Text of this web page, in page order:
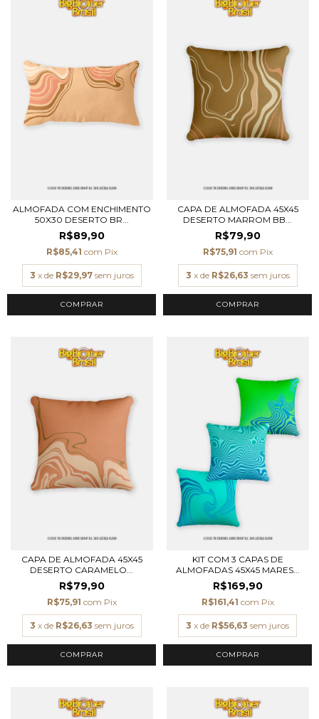
ALMOFADA COM ENCHIMENTO
50X30 DESERTO BR...
R$89,90
R$85,41 com Pix
3 x de R$29,97 sem juros
CAPA DE ALMOFADA 45X45
DESERTO MARROM BB...
R$79,90
R$75,91 com Pix
3 x de R$26,63 sem juros
CAPA DE ALMOFADA 45X45
DESERTO CARAMELO...
R$79,90
R$75,91 com Pix
3 x de R$26,63 sem juros
KIT COM 3 CAPAS DE
ALMOFADAS 45X45 MARES...
R$169,90
R$161,41 com Pix
3 x de R$56,63 sem juros